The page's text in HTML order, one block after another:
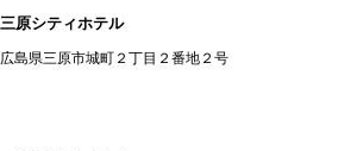
三原シティホテル
広島県三原市城町２丁目２番地２号